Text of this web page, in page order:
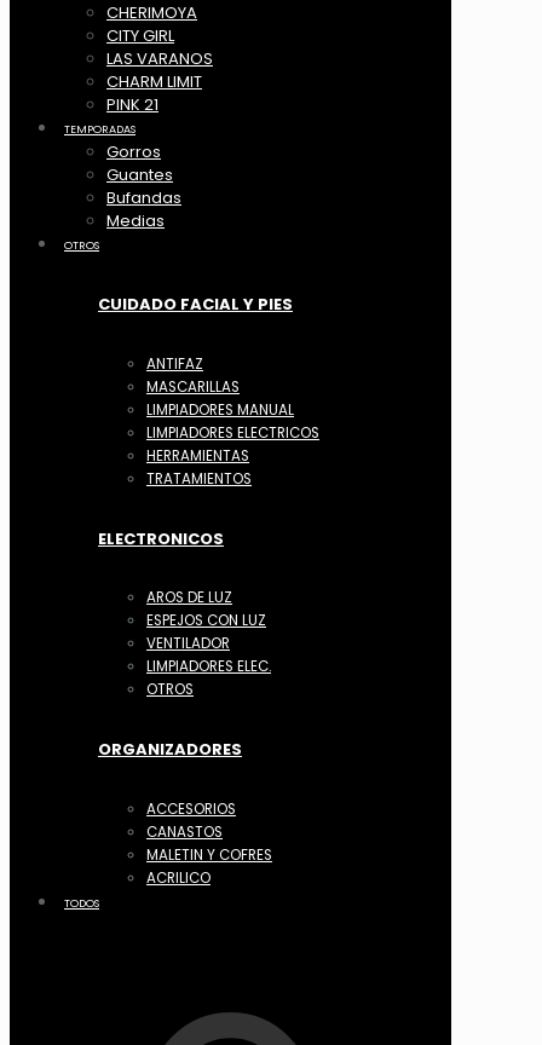
CHERIMOYA
CITY GIRL
LAS VARANOS
CHARM LIMIT
PINK 21
TEMPORADAS
Gorros
Guantes
Bufandas
Medias
OTROS
CUIDADO FACIAL Y PIES
ANTIFAZ
MASCARILLAS
LIMPIADORES MANUAL
LIMPIADORES ELECTRICOS
HERRAMIENTAS
TRATAMIENTOS
ELECTRONICOS
AROS DE LUZ
ESPEJOS CON LUZ
VENTILADOR
LIMPIADORES ELEC.
OTROS
ORGANIZADORES
ACCESORIOS
CANASTOS
MALETIN Y COFRES
ACRILICO
TODOS